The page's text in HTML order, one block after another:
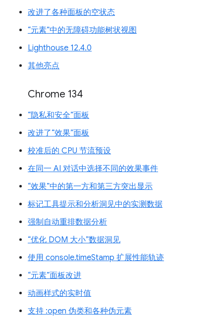
改进了各种面板的空状态
“元素”中的无障碍功能树状视图
Lighthouse 12.4.0
其他亮点
Chrome 134
“隐私和安全”面板
改进了“效果”面板
校准后的 CPU 节流预设
在同一 AI 对话中选择不同的效果事件
“效果”中的第一方和第三方突出显示
标记工具提示和分析洞见中的实测数据
强制自动重排数据分析
“优化 DOM 大小”数据洞见
使用 console.timeStamp 扩展性能轨迹
“元素”面板改进
动画样式的实时值
支持 :open 伪类和各种伪元素